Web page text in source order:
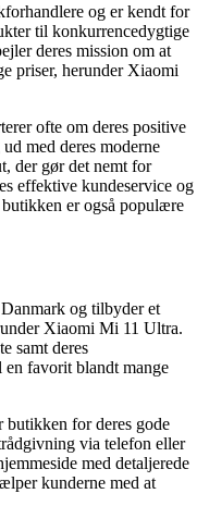
og er kendt for
til konkurrencedygtige
deres mission om at
priser, herunder Xiaomi
ofte om deres positive
med deres moderne
der gør det nemt for
effektive kundeservice og
er også populære
og tilbyder et
Xiaomi Mi 11 Ultra.
samt deres
favorit blandt mange
butikken for deres gode
via telefon eller
med detaljerede
kunderne med at